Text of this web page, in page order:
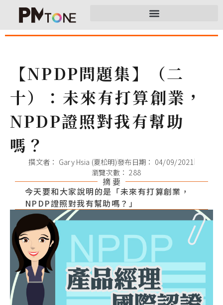
【NPDP問題集】（二
十）：未來有打算創業，
NPDP證照對我有幫助
嗎？
撰文者： Gary Hsia (夏松明)發布日期： 04/09/2021
瀏覽次數： 288
摘 要
今天要和大家說明的是「未來有打算創業，
NPDP證照對我有幫助嗎？」